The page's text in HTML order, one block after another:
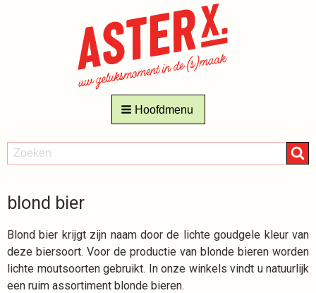
Hoofdmenu
ZOEKEN
Zoeken
blond bier
Blond bier krijgt zijn naam door de lichte goudgele kleur van
deze biersoort. Voor de productie van blonde bieren worden
lichte moutsoorten gebruikt. In onze winkels vindt u natuurlijk
een ruim assortiment blonde bieren.